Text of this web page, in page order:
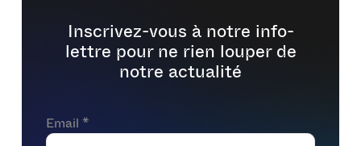
Inscrivez-vous à notre info-
lettre pour ne rien louper de
notre actualité
Email *